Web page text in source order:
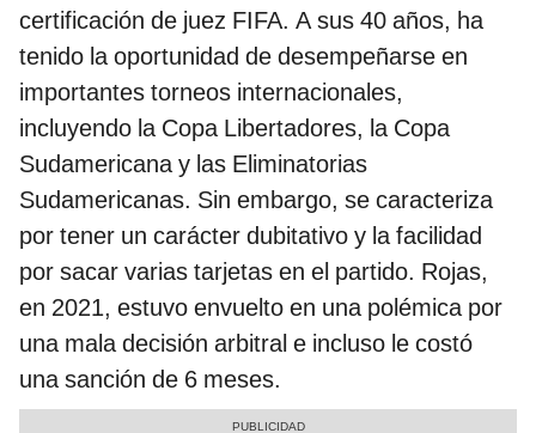
certificación de juez FIFA. A sus 40 años, ha
tenido la oportunidad de desempeñarse en
importantes torneos internacionales,
incluyendo la Copa Libertadores, la Copa
Sudamericana y las Eliminatorias
Sudamericanas. Sin embargo, se caracteriza
por tener un carácter dubitativo y la facilidad
por sacar varias tarjetas en el partido. Rojas,
en 2021, estuvo envuelto en una polémica por
una mala decisión arbitral e incluso le costó
una sanción de 6 meses.